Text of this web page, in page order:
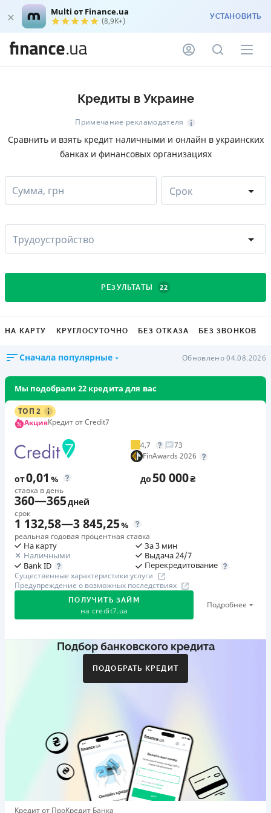
Multi от Finance.ua
(8,9K+) УСТАНОВИТЬ
Кредиты в Украине
Примечание рекламодателя
Сравнить и взять кредит наличными и онлайн в украинских
банках и финансовых организациях
Сумма, грн Срок
Трудоустройство
РЕЗУЛЬТАТЫ 22
НА КАРТУ КРУГЛОСУТОЧНО БЕЗ ОТКАЗА БЕЗ ЗВОНКОВ
Сначала популярные Обновлено 04.08.2026
Мы подобрали 22 кредита для вас
ТОП 2
АкцияКредит от Credit7
4,7
73
FinAwards 2026
от0,01 %
ставка в день
до50 000₴
360—365дней
срок
1 132,58—3 845,25%
реальная годовая процентная ставка
На карту
Наличными
Bank ID
За 3 мин
Выдача 24/7
Перекредитование
Существенные характеристики услуги
Предупреждение о возможных последствиях
ПОЛУЧИТЬ ЗАЙМ
на credit7.ua
Подробнее
Акция: «Кешбэк за друга»
друг регистрируется и получает первый кредит (от
Бронзовый призер FinAwards 2026 «Лучшая программа
лояльности»
Первый займ
от 0,01%/день до 30 000 ₴
Повторный займ
Подбор банковского кредита
ПОДОБРАТЬ КРЕДИТ
Кредит от ПроКредит Банка